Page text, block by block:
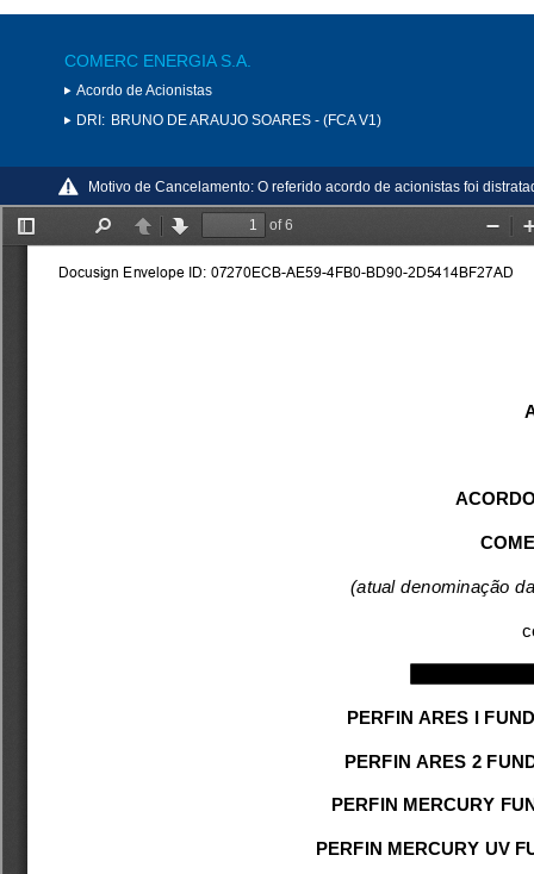
COMERC ENERGIA S.A.
Acordo de Acionistas
DRI: BRUNO DE ARAUJO SOARES - (FCA V1)
Motivo de Cancelamento: O referido acordo de acionistas foi